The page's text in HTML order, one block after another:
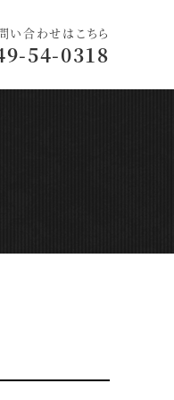
い合わせはこちら
54-0318